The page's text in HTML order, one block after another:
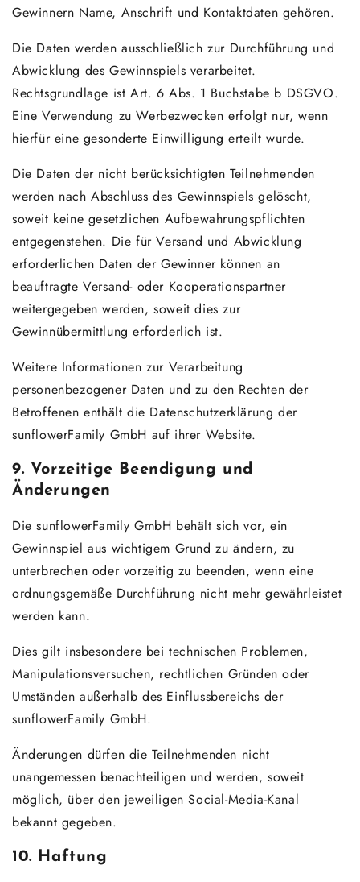
Gewinnern Name, Anschrift und Kontaktdaten gehören.
Die Daten werden ausschließlich zur Durchführung und
Abwicklung des Gewinnspiels verarbeitet.
Rechtsgrundlage ist Art. 6 Abs. 1 Buchstabe b DSGVO.
Eine Verwendung zu Werbezwecken erfolgt nur, wenn
hierfür eine gesonderte Einwilligung erteilt wurde.
Die Daten der nicht berücksichtigten Teilnehmenden
werden nach Abschluss des Gewinnspiels gelöscht,
soweit keine gesetzlichen Aufbewahrungspflichten
entgegenstehen. Die für Versand und Abwicklung
erforderlichen Daten der Gewinner können an
beauftragte Versand- oder Kooperationspartner
weitergegeben werden, soweit dies zur
Gewinnübermittlung erforderlich ist.
Weitere Informationen zur Verarbeitung
personenbezogener Daten und zu den Rechten der
Betroffenen enthält die Datenschutzerklärung der
sunflowerFamily GmbH auf ihrer Website.
9. Vorzeitige Beendigung und
Änderungen
Die sunflowerFamily GmbH behält sich vor, ein
Gewinnspiel aus wichtigem Grund zu ändern, zu
unterbrechen oder vorzeitig zu beenden, wenn eine
ordnungsgemäße Durchführung nicht mehr gewährleistet
werden kann.
Dies gilt insbesondere bei technischen Problemen,
Manipulationsversuchen, rechtlichen Gründen oder
Umständen außerhalb des Einflussbereichs der
sunflowerFamily GmbH.
Änderungen dürfen die Teilnehmenden nicht
unangemessen benachteiligen und werden, soweit
möglich, über den jeweiligen Social-Media-Kanal
bekannt gegeben.
10. Haftung